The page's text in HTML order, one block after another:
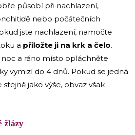
působí při nachlazení,
nebo počátečních
jste nachlazení, namočte
a přiložte ji na krk a čelo.
a ráno místo opláchněte
vymizí do 4 dnů. Pokud se jedná
jako výše, obvaz však
žlázy